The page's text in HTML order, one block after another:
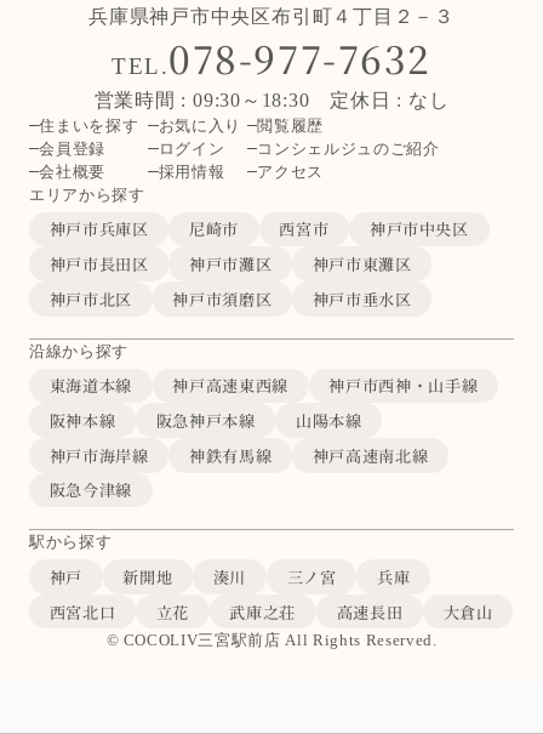
兵庫県神戸市中央区布引町４丁目２－３
TEL.078-977-7632
営業時間 : 09:30～18:30 定休日 : なし
住まいを探す お気に入り
閲覧履歴
会員登録
ログイン
コンシェルジュのご紹介
会社概要
採用情報
アクセス
エリアから探す
神戸市兵庫区 尼崎市 西宮市
神戸市中央区
神戸市長田区
神戸市灘区
神戸市東灘区
神戸市北区
神戸市須磨区 神戸市垂水区
沿線から探す
東海道本線 神戸高速東西線
神戸市西神・山手線
阪神本線
阪急神戸本線
山陽本線
神戸市海岸線
神鉄有馬線
神戸高速南北線
阪急今津線
駅から探す
神戸 新開地 湊川 三ノ宮
兵庫
西宮北口
立花 武庫之荘 高速長田 大倉山
© COCOLIV三宮駅前店 All Rights Reserved.